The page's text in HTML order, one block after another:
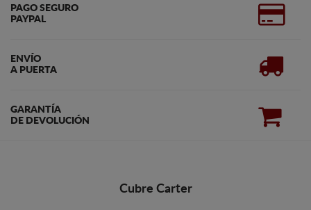
PAGO SEGURO
PAYPAL
ENVÍO
A PUERTA
GARANTÍA
DE DEVOLUCIÓN
Cubre Carter